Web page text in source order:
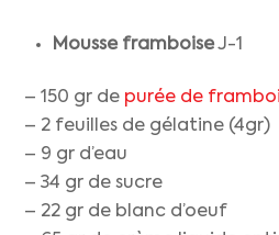
Mousse framboiseJ-1
– 150 gr de purée de
– 2 feuilles de gélatine (4gr)
– 9 gr d’eau
– 34 gr de sucre
– 22 gr de blanc d’oeuf